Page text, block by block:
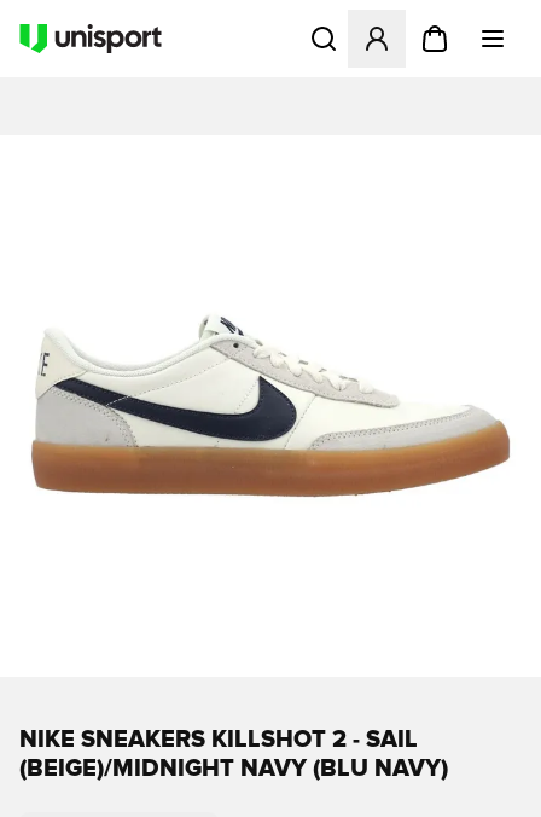
Apre una finestra modale
NIKE SNEAKERS KILLSHOT 2 - SAIL
(BEIGE)/MIDNIGHT NAVY (BLU NAVY)